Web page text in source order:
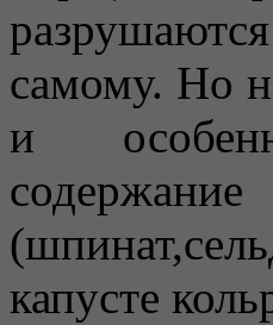
самому. Но
и
капусте